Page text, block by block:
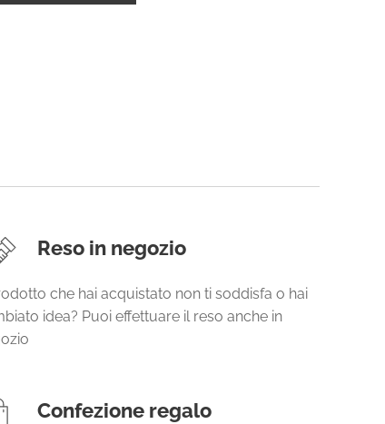
Reso in negozio
che hai acquistato non ti soddisfa o hai
idea? Puoi effettuare il reso anche in
Confezione regalo